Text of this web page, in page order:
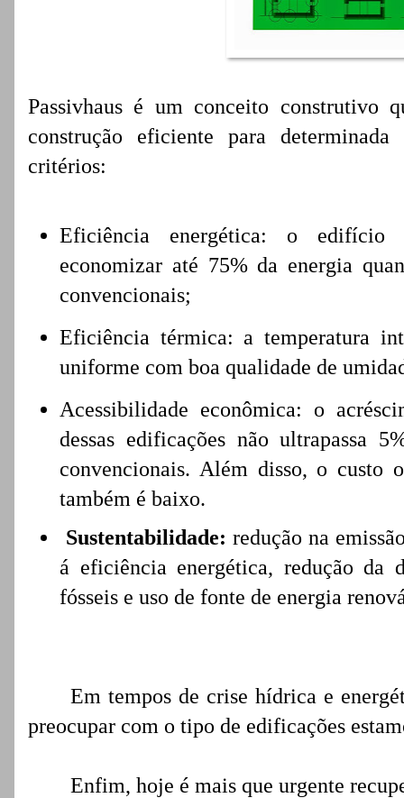
Passivhaus é um conceito construtivo
construção eficiente para
critérios:
Eficiência energética: o edifício
economizar até 75% da energia
convencionais;
Eficiência térmica: a temperatura
uniforme com boa qualidade de
Acessibilidade econômica: o
dessas edificações não ultrapassa
convencionais. Além disso, o custo
também é baixo.
Sustentabilidade: redução na
á eficiência energética, redução da
fósseis e uso de fonte de energia
Em tempos de crise hídrica e
preocupar com o tipo de edificações
Enfim, hoje é mais que urgente